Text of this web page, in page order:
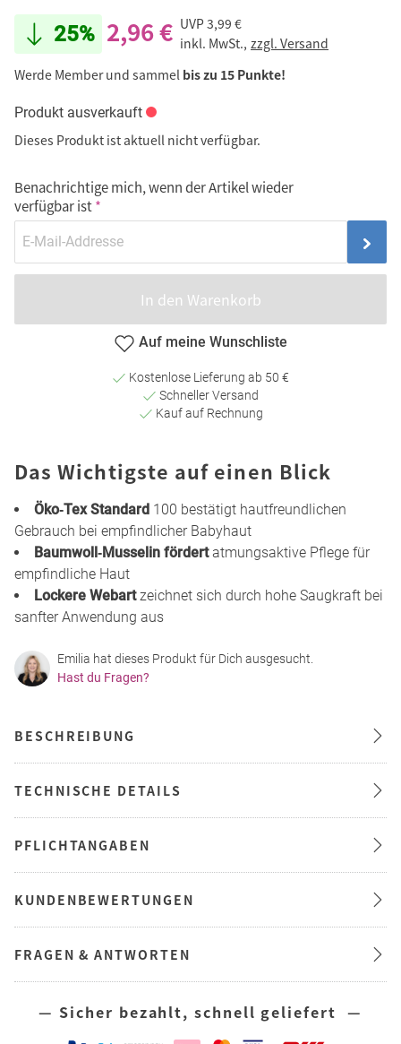
25% 2,96 € UVP3,99 €
inkl. MwSt., zzgl. Versand
Werde Member und sammel bis zu 15 Punkte!
Produkt ausverkauft
Dieses Produkt ist aktuell nicht verfügbar.
Benachrichtige mich, wenn der Artikel wieder
verfügbar ist
In den Warenkorb
Auf meine Wunschliste
Kostenlose Lieferung ab 50 €
Schneller Versand
Kauf auf Rechnung
Das Wichtigste auf einen Blick
Öko‑Tex Standard 100 bestätigt hautfreundlichen
Gebrauch bei empfindlicher Babyhaut
Baumwoll‑Musselin fördertatmungsaktive Pflege für
empfindliche Haut
Lockere Webartzeichnet sich durch hohe Saugkraft bei
sanfter Anwendung aus
Emilia hat dieses Produkt für Dich ausgesucht.
Hast du Fragen?
BESCHREIBUNG
TECHNISCHE DETAILS
PFLICHTANGABEN
KUNDENBEWERTUNGEN
FRAGEN & ANTWORTEN
— Sicher bezahlt, schnell geliefert —